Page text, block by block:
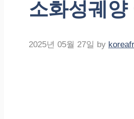
소화성궤
2025년 05월 27일 by